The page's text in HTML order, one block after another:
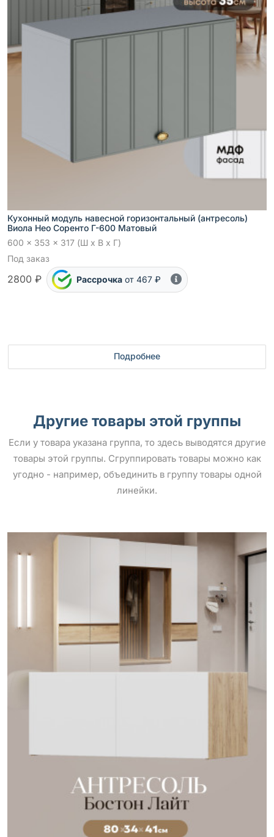
Кухонный модуль навесной горизонтальный (антресоль)
Виола Нео Соренто Г-600 Матовый
600 x 353 x 317 (Ш x В x Г)
Под заказ
2800 ₽ Рассрочка от 467 ₽
Подробнее
Другие товары этой группы
Если у товара указана группа, то здесь выводятся другие
товары этой группы. Сгруппировать товары можно как
угодно - например, объединить в группу товары одной
линейки.